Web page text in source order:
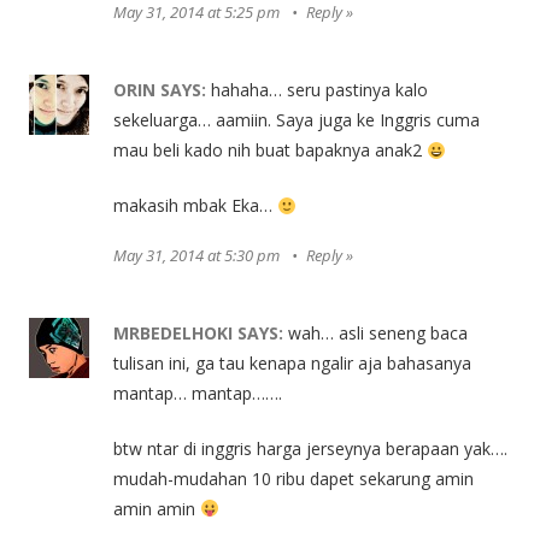
May 31, 2014 at 5:25 pm Reply
ORIN SAYS: hahaha… seru pastinya kalo
sekeluarga… aamiin. Saya juga ke Inggris cuma
mau beli kado nih buat bapaknya anak2
makasih mbak Eka…
May 31, 2014 at 5:30 pm Reply
MRBEDELHOKI SAYS: wah… asli seneng baca
tulisan ini, ga tau kenapa ngalir aja bahasanya
mantap… mantap…….
btw ntar di inggris harga jerseynya berapaan yak….
mudah-mudahan 10 ribu dapet sekarung amin
amin amin